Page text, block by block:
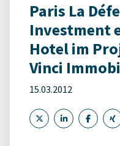
Paris La
Investment
Hotel im
Vinci
15.03.2012